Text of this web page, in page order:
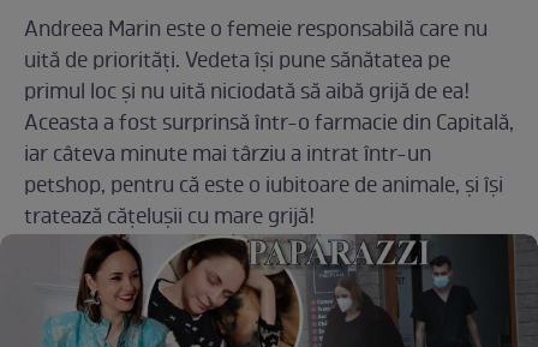
Andreea Marin este o femeie responsabilă care nu
uită de priorități. Vedeta își pune sănătatea pe
primul loc și nu uită niciodată să aibă grijă de ea!
Aceasta a fost surprinsă într-o farmacie din Capitală,
iar câteva minute mai târziu a intrat într-un
petshop, pentru că este o iubitoare de animale, și își
tratează cățelușii cu mare grijă!